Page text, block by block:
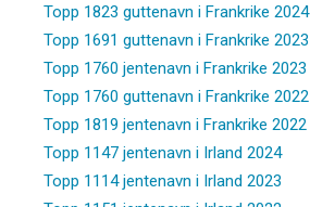
Topp 1823 guttenavn i Frankrike 2024
Topp 1691 guttenavn i Frankrike 2023
Topp 1760 jentenavn i Frankrike 2023
Topp 1760 guttenavn i Frankrike 2022
Topp 1819 jentenavn i Frankrike 2022
Topp 1147 jentenavn i Irland 2024
Topp 1114 jentenavn i Irland 2023